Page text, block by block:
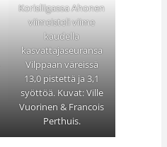
Korisliigassa Ahonen
viimeisteli viime
kaudella
kasvattajaseuransa
Vilppaan väreissä
13,0 pistettä ja 3,1
syöttöä. Kuvat: Ville
Vuorinen & Francois
Perthuis.